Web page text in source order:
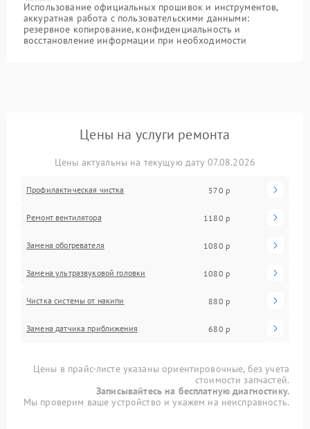
Использование официальных прошивок и инструментов,
аккуратная работа с пользовательскими данными:
резервное копирование, конфиденциальность и
восстановление информации при необходимости
Цены на услуги ремонта
Цены актуальны на текущую дату 07.08.2026
Профилактическая чистка 570 р
Ремонт вентилятора 1180 р
Замена обогревателя 1080 р
Замена ультразвуковой головки 1080 р
Чистка системы от накипи 880 р
Замена датчика приближения 680 р
Цены в прайс-листе указаны ориентировочные, без учета
стоимости запчастей.
Записывайтесь на бесплатную диагностику.
Мы проверим ваше устройство и укажем на неисправность.